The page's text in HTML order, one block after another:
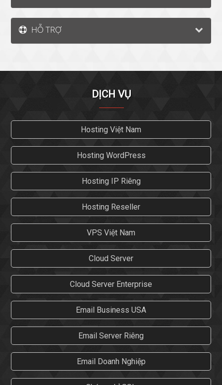
HỖ TRỢ
DỊCH VỤ
Hosting Việt Nam
Hosting WordPress
Hosting IP Riêng
Hosting Reseller
VPS Việt Nam
Cloud Server
Cloud Server Enterprise
Email Business USA
Email Server Riêng
Email Doanh Nghiệp